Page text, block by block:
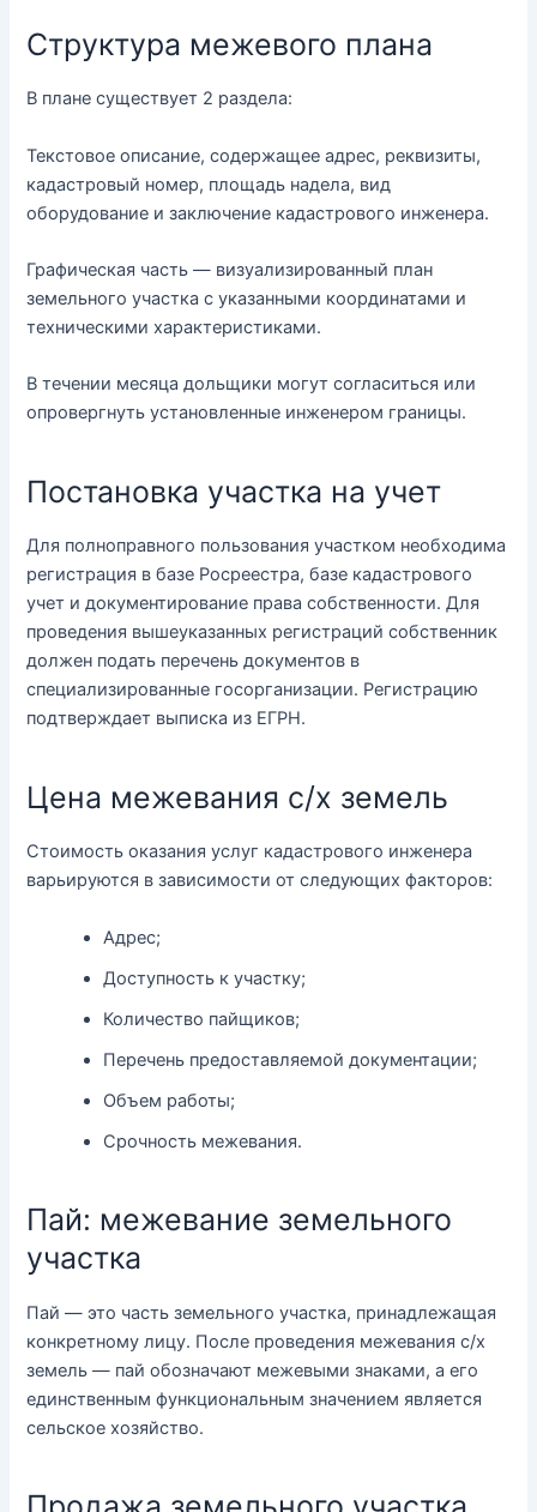
Структура межевого плана
В плане существует 2 раздела:
Текстовое описание, содержащее адрес, реквизиты,
кадастровый номер, площадь надела, вид
оборудование и заключение кадастрового инженера.
Графическая часть — визуализированный план
земельного участка с указанными координатами и
техническими характеристиками.
В течении месяца дольщики могут согласиться или
опровергнуть установленные инженером границы.
Постановка участка на учет
Для полноправного пользования участком необходима
регистрация в базе Росреестра, базе кадастрового
учет и документирование права собственности. Для
проведения вышеуказанных регистраций собственник
должен подать перечень документов в
специализированные госорганизации. Регистрацию
подтверждает выписка из ЕГРН.
Цена межевания с/х земель
Стоимость оказания услуг кадастрового инженера
варьируются в зависимости от следующих факторов:
Адрес;
Доступность к участку;
Количество пайщиков;
Перечень предоставляемой документации;
Объем работы;
Срочность межевания.
Пай: межевание земельного
участка
Пай — это часть земельного участка, принадлежащая
конкретному лицу. После проведения межевания с/х
земель — пай обозначают межевыми знаками, а его
единственным функциональным значением является
сельское хозяйство.